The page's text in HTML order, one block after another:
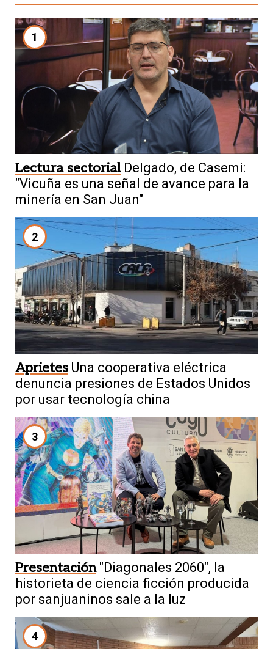
1
Lectura sectorial Delgado, de Casemi:
"Vicuña es una señal de avance para la
minería en San Juan"
2
Aprietes Una cooperativa eléctrica
denuncia presiones de Estados Unidos
por usar tecnología china
3
Presentación "Diagonales 2060", la
historieta de ciencia ficción producida
por sanjuaninos sale a la luz
4